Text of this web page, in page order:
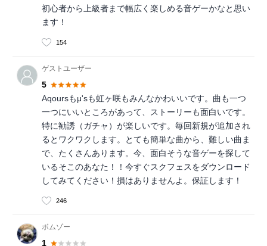
初心者から上級者まで幅広く楽しめる音ゲーかなと思い
ます！
154
ゲストユーザー
5
Aqoursもμ'sも虹ヶ咲もみんなかわいいです。曲も一つ
一つにいいところがあって、ストーリーも面白いです。
特に勧誘（ガチャ）が楽しいです。毎回新規が追加され
るとワクワクします。とても簡単な曲から、難しい曲ま
で、たくさんあります。今、面白そうな音ゲーを探して
いるそこのあなた！！今すぐスクフェスをダウンロード
してみてください！損はありませんよ。保証します！
246
ボムゾー
1